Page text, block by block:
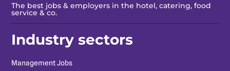
The best jobs & employers in the hotel, catering, food
service & co.
Industry sectors
Management Jobs